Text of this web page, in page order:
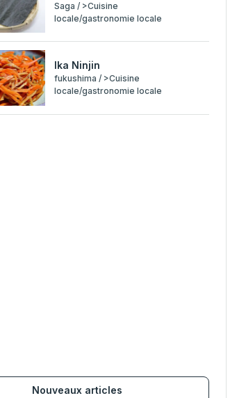
Saga / >Cuisine
locale/gastronomie locale
Ika Ninjin
fukushima / >Cuisine
locale/gastronomie locale
Nouveaux articles